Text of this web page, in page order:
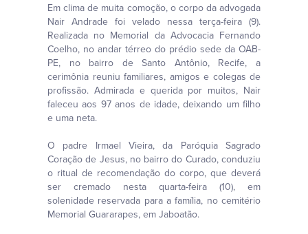
Em clima de muita comoção, o corpo da advogada
Nair Andrade foi velado nessa terça-feira (9).
Realizada no Memorial da Advocacia Fernando
Coelho, no andar térreo do prédio sede da OAB-
PE, no bairro de Santo Antônio, Recife, a
cerimônia reuniu familiares, amigos e colegas de
profissão. Admirada e querida por muitos, Nair
faleceu aos 97 anos de idade, deixando um filho
e uma neta.
O padre Irmael Vieira, da Paróquia Sagrado
Coração de Jesus, no bairro do Curado, conduziu
o ritual de recomendação do corpo, que deverá
ser cremado nesta quarta-feira (10), em
solenidade reservada para a família, no cemitério
Memorial Guararapes, em Jaboatão.